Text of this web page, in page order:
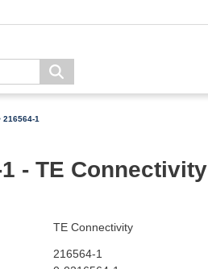
216564-1
- TE Connectivity
TE Connectivity
216564-1